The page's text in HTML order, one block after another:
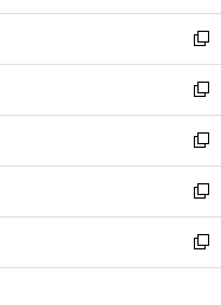
開
く
ウ
で
開
く
ン
ド
ウ
で
開
く
ウ
ィ
ン
ド
ウ
で
開
く
新
し
い
ウ
ィ
ン
ド
ウ
で
開
新
し
い
ウ
ィ
ン
ド
ウ
新
し
い
ウ
ィ
ン
新
し
い
ウ
新
し